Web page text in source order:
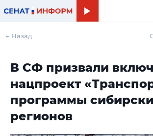
← Назад
В СФ призвали
нацпроект
программы
регионов